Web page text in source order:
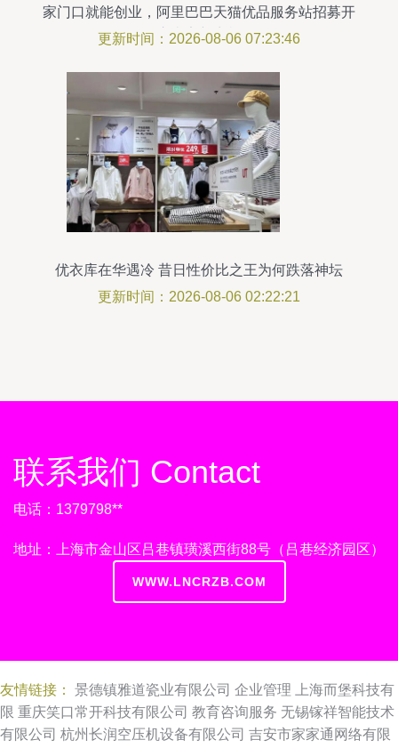
家门口就能创业，阿里巴巴天猫优品服务站招募开
启南安新商机
更新时间：2026-08-06 07:23:46
优衣库在华遇冷 昔日性价比之王为何跌落神坛
更新时间：2026-08-06 02:22:21
联系我们 Contact
电话：1379798**
地址：上海市金山区吕巷镇璜溪西街88号（吕巷经济园区）
WWW.LNCRZB.COM
友情链接： 景德镇雅道瓷业有限公司 企业管理
上海而堡科技有
限 重庆笑口常开科技有限公司 教育咨询服务 无锡镓祥智能技术
有限公司 杭州长润空压机设备有限公司 吉安市家家通网络有限